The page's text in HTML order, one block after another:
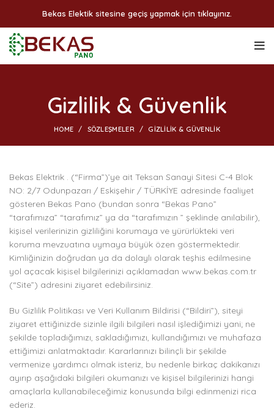
Bekas Elektik sitesine geçiş yapmak için tıklayınız.
Gizlilik & Güvenlik
HOME SÖZLEŞMELER GIZLILIK & GÜVENLIK
Bekas Elektrik . (“Firma”)’ye ait Teksan Sanayi Sitesi C-4 Blok
NO: 2/7 Odunpazarı / Eskişehir / TÜRKİYE adresinde faaliyet
gösteren Bekas Pano (bundan sonra “Bekas Pano”
“tarafımıza” “tarafımız” ya da “tarafımızın ” şeklinde anılabilir),
kişisel verilerinizin gizliliğini korumaya ve yürürlükteki veri
koruma mevzuatına uymaya büyük özen göstermektedir.
Kimliğinizin doğrudan ya da dolaylı olarak teşhis edilmesine
yol açacak kişisel bilgilerinizi açıklamadan www.bekas.com.tr
(“Site”) adresini ziyaret edebilirsiniz.
Bu Gizlilik Politikası ve Veri Kullanım Bildirisi (“Bildiri”), siteyi
ziyaret ettiğinizde sizinle ilgili bilgileri nasıl işlediğimizi yani; ne
şekilde topladığımızı, sakladığımızı, kullandığımızı ve muhafaza
ettiğimizi anlatmaktadır. Kararlarınızı bilinçli bir şekilde
vermenize yardımcı olmak isteriz, bu nedenle birkaç dakikanızı
ayırıp aşağıdaki bilgileri okumanızı ve kişisel bilgilerinizi hangi
amaçlarla kullanabileceğimiz konusunda bilgi edinmenizi rica
ederiz.